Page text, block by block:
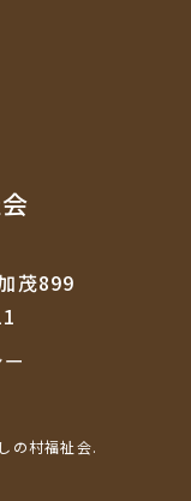
茂899
の村福祉会.